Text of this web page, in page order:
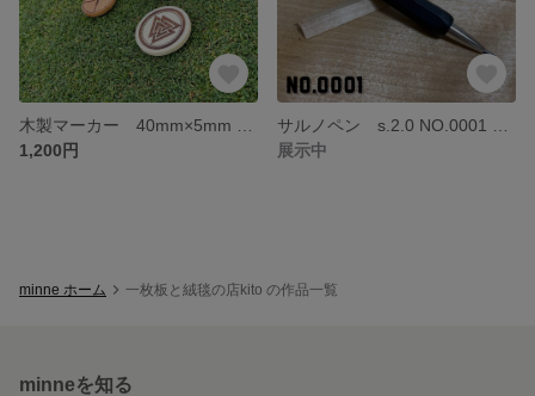
1,200円
展示中
minne ホーム 一枚板と絨毯の店kito の作品一覧
minneを知る